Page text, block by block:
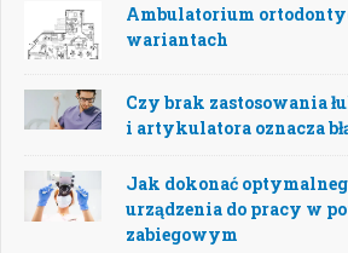
Ambulatorium
wariantach
Czy brak zastosowania
i artykulatora oznacza
Jak dokonać
urządzenia do pracy w
zabiegowym